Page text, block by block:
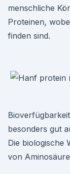
menschliche
Proteinen,
finden sind.
besonders gut
Die biologische
von